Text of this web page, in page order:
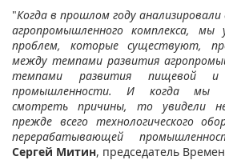
"Когда в прошлом году анализировали
агропромышленного комплекса, мы
проблем, которые существуют,
между темпами развития
темпами развития пищевой и
промышленности. И когда мы
смотреть причины, то увидели
прежде всего технологического
перерабатывающей
Сергей Митин, председатель